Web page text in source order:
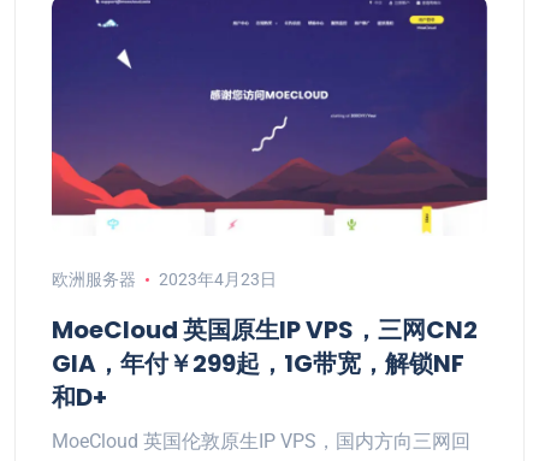
欧洲服务器 2023年4月23日
MoeCloud 英国原生IP VPS，三网CN2
GIA，年付￥299起，1G带宽，解锁NF
和D+
MoeCloud 英国伦敦原生IP VPS，国内方向三网回